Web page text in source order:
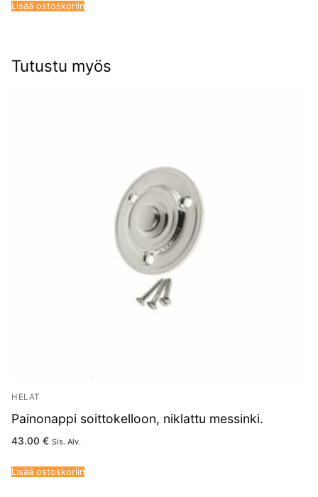
Lisää ostoskoriin
Tutustu myös
HELAT
Painonappi soittokelloon, niklattu messinki.
43.00 € Sis. Alv.
Lisää ostoskoriin